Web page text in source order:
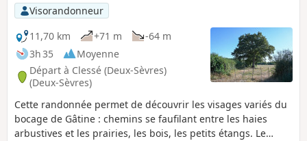
Visorandonneur
11,70 km
+71 m
-64 m
3h 35
Moyenne
Départ à Clessé (Deux-Sèvres)
(Deux-Sèvres)
Cette randonnée permet de découvrir les visages variés du
bocage de Gâtine : chemins se faufilant entre les haies
arbustives et les prairies, les bois, les petits étangs. Le